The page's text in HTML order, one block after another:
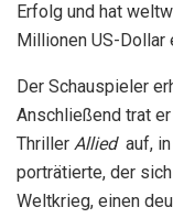
Erfolg und hat
Millionen US-Dollar
Der Schauspieler
Anschließend trat
Thriller Allied auf,
porträtierte, der
Weltkrieg, einen